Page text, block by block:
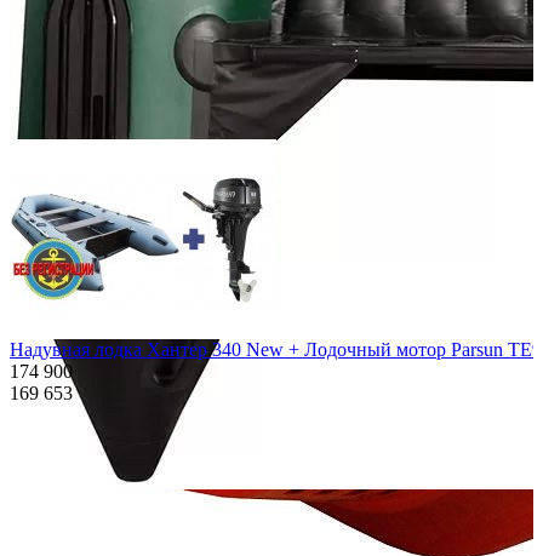
Похожие товары:
Надувная лодка Хантер 340 New + Лодочный мотор Parsun
174 900
169 653
Характеристики
Дополнения к товару